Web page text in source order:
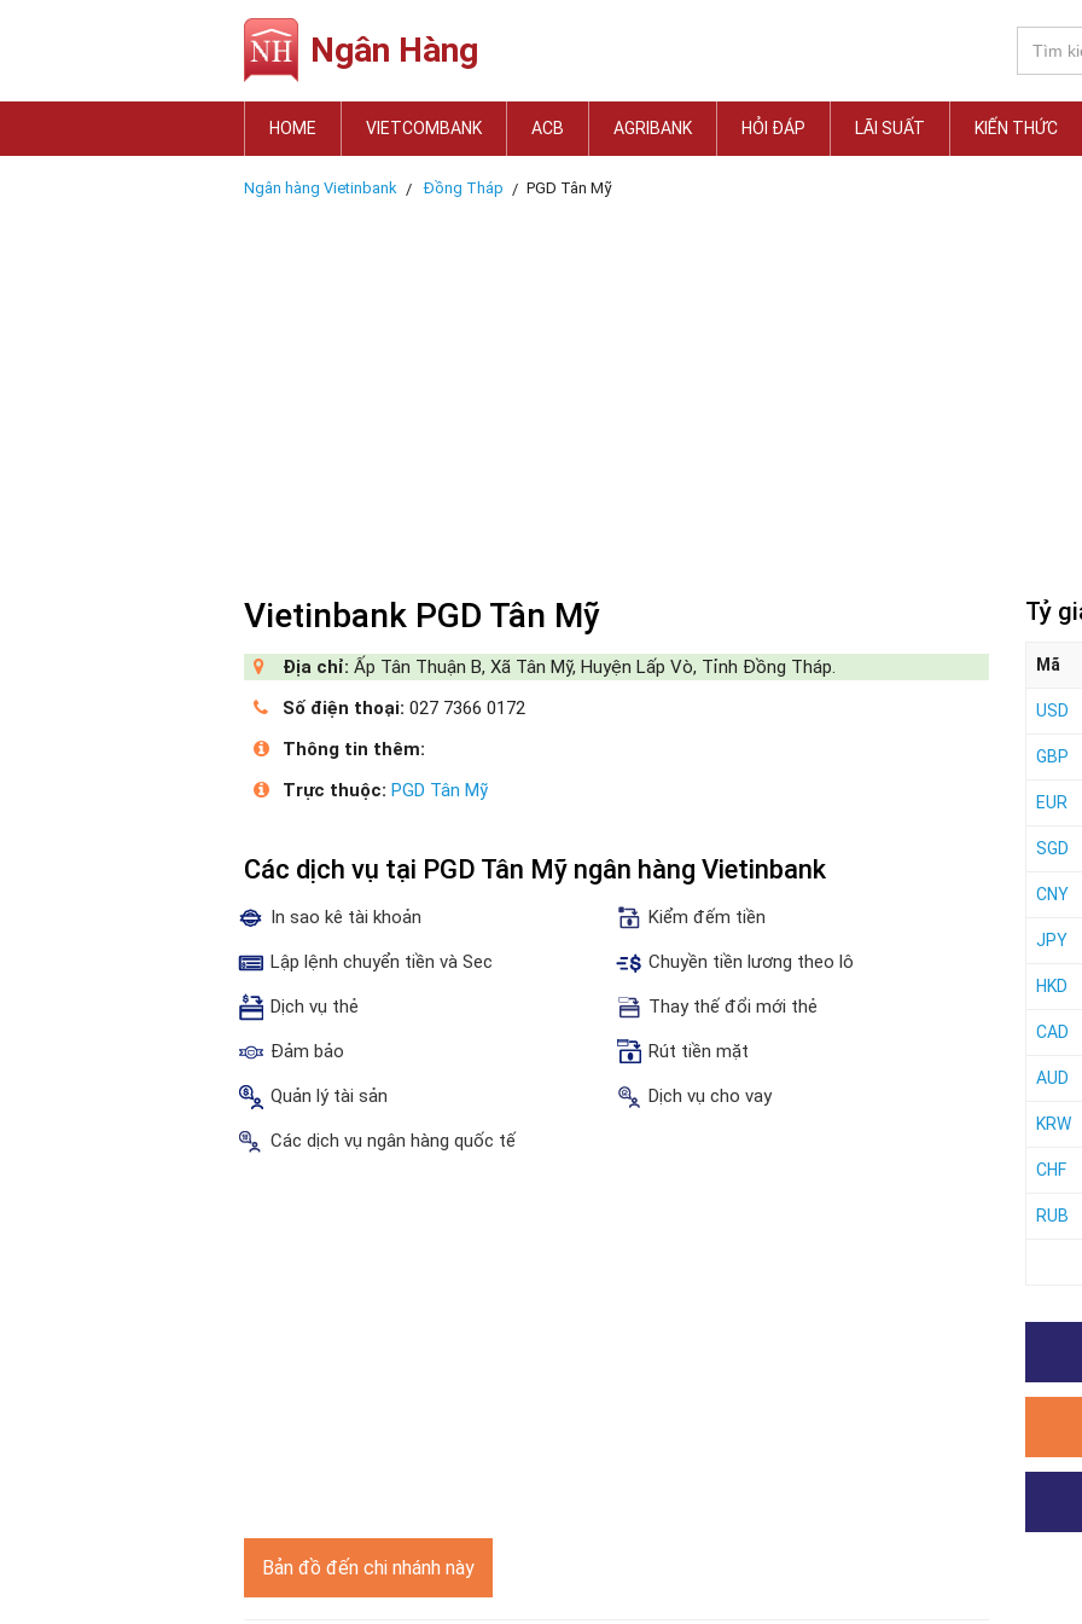
Ngân Hàng
HOME VIETCOMBANK ACB AGRIBANK HỎI ĐÁP LÃI SUẤT KIẾN THỨC
Ngân hàng Vietinbank Đồng Tháp PGD Tân Mỹ
Vietinbank PGD Tân Mỹ
Địa chỉ: Ấp Tân Thuận B, Xã Tân Mỹ, Huyện Lấp Vò, Tỉnh Đồng Tháp.
Số điện thoại: 027 7366 0172
Thông tin thêm:
Trực thuộc: PGD Tân Mỹ
Các dịch vụ tại PGD Tân Mỹ ngân hàng Vietinbank
In sao kê tài khoản Kiểm đếm tiền
Lập lệnh chuyển tiền và Sec Chuyền tiền lương theo lô
Dịch vụ thẻ Thay thế đổi mới thẻ
Đảm bảo Rút tiền mặt
Quản lý tài sản Dịch vụ cho vay
Các dịch vụ ngân hàng quốc tế
Bản đồ đến chi nhánh này
Tỷ
Mã
USD
GBP
EUR
SGD
CNY
JPY
HKD
CAD
AUD
KRW
CHF
RUB